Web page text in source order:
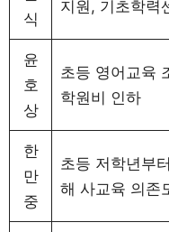
식
지원, 기초학력
윤
호
상
초등 영어교육
학원비 인하
한
만
중
초등 저학년부
해 사교육 의존